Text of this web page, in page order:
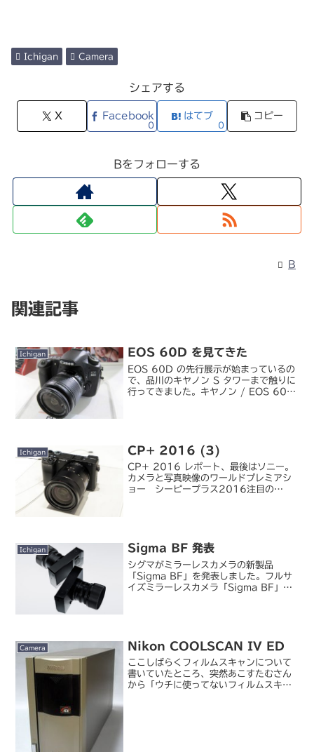
Ichigan Camera
シェアする
X Facebook
0
はてブ
0
コピー
Bをフォローする
B
関連記事
Ichigan EOS 60D を見てきた
EOS 60D の先行展示が始まっているの
で、品川のキヤノン S タワーまで触りに
行ってきました。キヤノン / EOS 60D
Ichigan CP+ 2016 (3)
CP+ 2016 レポート、最後はソニー。
カメラと写真映像のワールドプレミアシ
ョー シーピープラス2016注目の
Ichigan Sigma BF 発表
シグマがミラーレスカメラの新製品
「Sigma BF」を発表しました。フルサ
イズミラーレスカメラ「Sigma BF」が
Camera Nikon COOLSCAN IV ED
ここしばらくフィルムスキャンについて
書いていたところ、突然あこすたむさん
から「ウチに使ってないフィルムスキャ